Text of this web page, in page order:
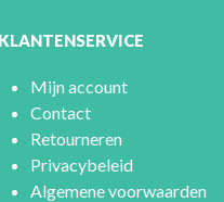
KLANTENSERVICE
Mijn account
Contact
Retourneren
Privacybeleid
Algemene voorwaarden